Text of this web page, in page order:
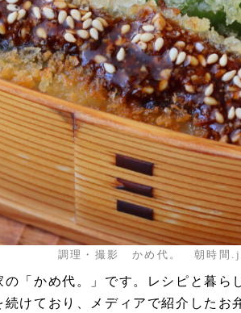
調理・撮影 かめ代。 朝時間
「かめ代。」です。レシピと暮ら
けており、メディアで紹介したお